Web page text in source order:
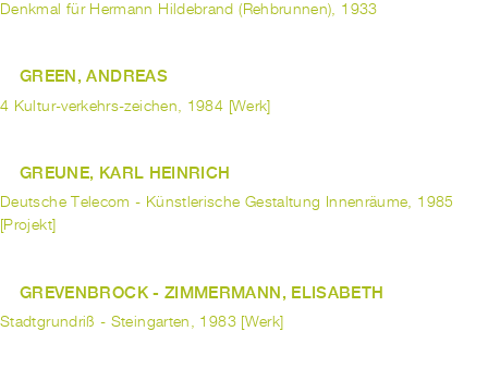
Denkmal für Hermann Hildebrand (Rehbrunnen), 1933
GREEN, ANDREAS
4 Kultur-verkehrs-zeichen, 1984 [Werk]
GREUNE, KARL HEINRICH
Deutsche Telecom - Künstlerische Gestaltung Innenräume, 1985
[Projekt]
GREVENBROCK - ZIMMERMANN, ELISABETH
Stadtgrundriß - Steingarten, 1983 [Werk]